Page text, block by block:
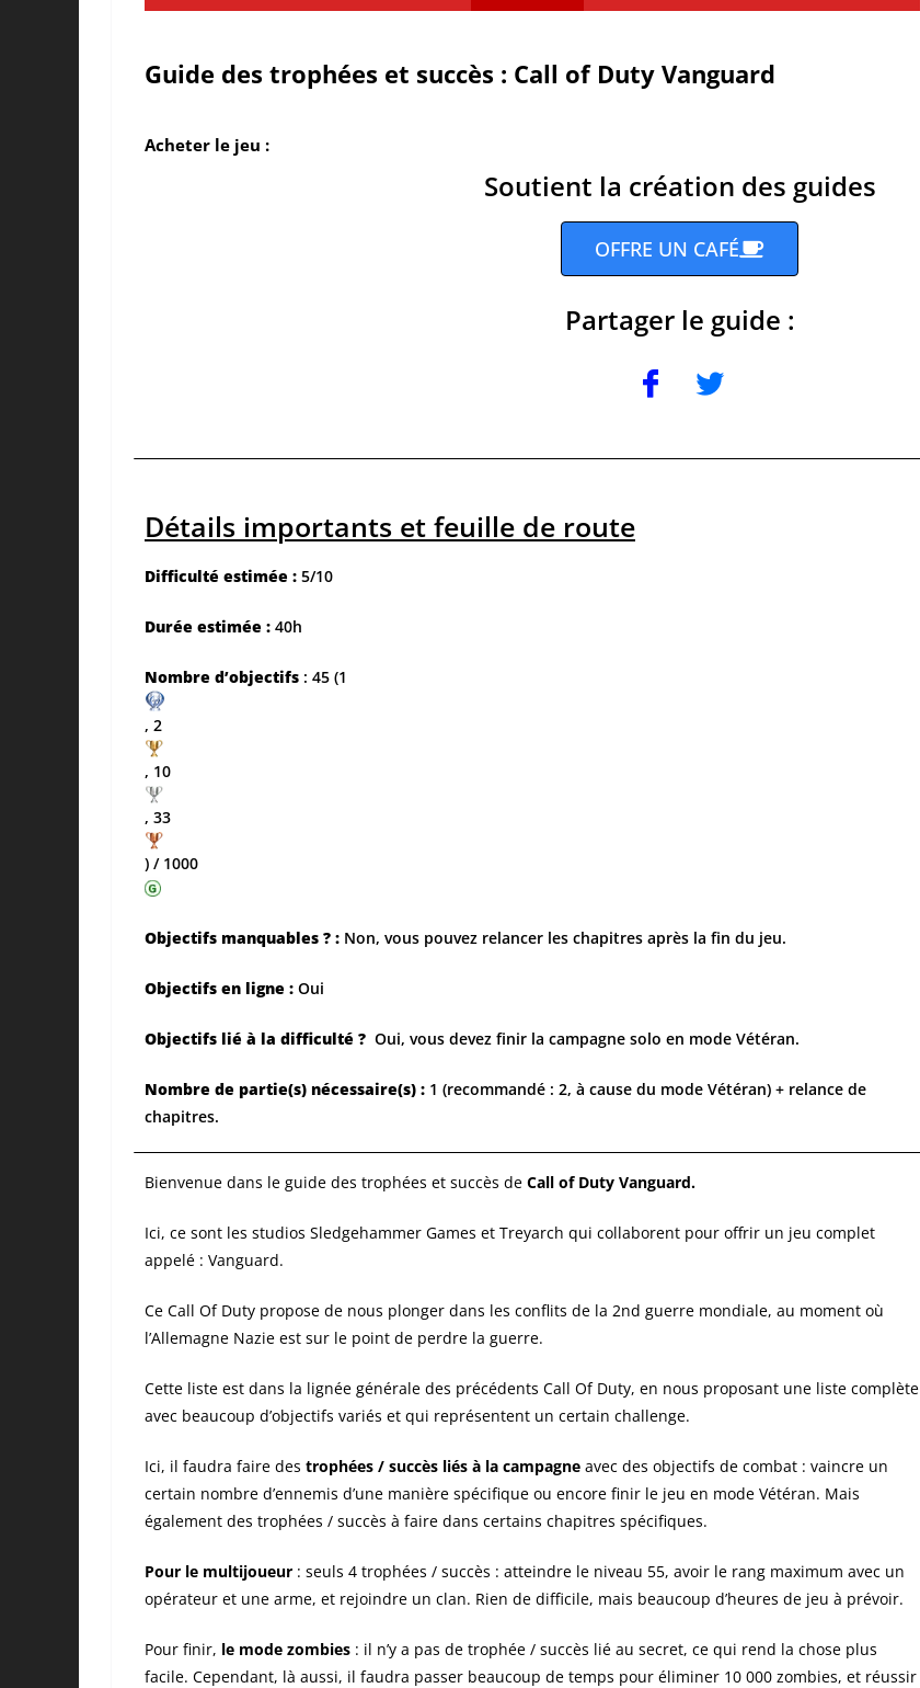
Guide des trophées et succès : Call of Duty Vanguard
Acheter le jeu :
Soutient la création des guides
OFFRE UN CAFÉ
Partager le guide :
Détails importants et feuille de route
Difficulté estimée : 5/10
Durée estimée : 40h
Nombre d’objectifs : 45 (1
, 2
, 10
, 33
) / 1000
Objectifs manquables ? : Non, vous pouvez relancer les chapitres après la fin du jeu.
Objectifs en ligne : Oui
Objectifs lié à la difficulté ? Oui, vous devez finir la campagne solo en mode Vétéran.
Nombre de partie(s) nécessaire(s) : 1 (recommandé : 2, à cause du mode Vétéran) + relance de
chapitres.
Bienvenue dans le guide des trophées et succès de Call of Duty Vanguard.
Ici, ce sont les studios Sledgehammer Games et Treyarch qui collaborent pour offrir un jeu complet
appelé : Vanguard.
Ce Call Of Duty propose de nous plonger dans les conflits de la 2nd guerre mondiale, au moment où
l’Allemagne Nazie est sur le point de perdre la guerre.
Cette liste est dans la lignée générale des précédents Call Of Duty, en nous proposant une liste complète
avec beaucoup d’objectifs variés et qui représentent un certain challenge.
Ici, il faudra faire des trophées / succès liés à la campagne avec des objectifs de combat : vaincre un
certain nombre d’ennemis d’une manière spécifique ou encore finir le jeu en mode Vétéran. Mais
également des trophées / succès à faire dans certains chapitres spécifiques.
Pour le multijoueur : seuls 4 trophées / succès : atteindre le niveau 55, avoir le rang maximum avec un
opérateur et une arme, et rejoindre un clan. Rien de difficile, mais beaucoup d’heures de jeu à prévoir.
Pour finir, le mode zombies : il n’y a pas de trophée / succès lié au secret, ce qui rend la chose plus
facile. Cependant, là aussi, il faudra passer beaucoup de temps pour éliminer 10 000 zombies, et réussir